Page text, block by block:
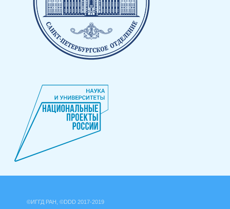
©ИГГД РАН, ©DDD 2017-2019